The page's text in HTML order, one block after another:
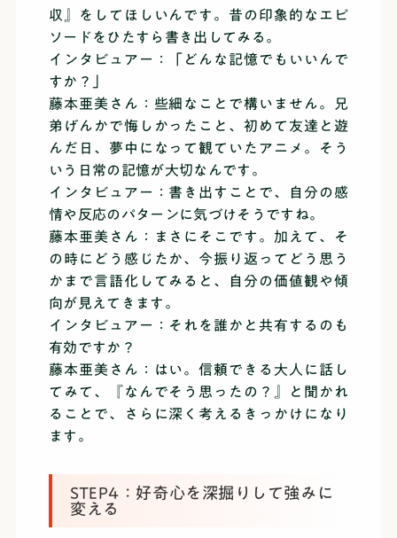
収』をしてほしいんです。昔の印象的なエピ
ソードをひたすら書き出してみる。
インタビュアー：「どんな記憶でもいいんで
すか？」
藤本亜美さん：些細なことで構いません。兄
弟げんかで悔しかったこと、初めて友達と遊
んだ日、夢中になって観ていたアニメ。そう
いう日常の記憶が大切なんです。
インタビュアー：書き出すことで、自分の感
情や反応のパターンに気づけそうですね。
藤本亜美さん：まさにそこです。加えて、そ
の時にどう感じたか、今振り返ってどう思う
かまで言語化してみると、自分の価値観や傾
向が見えてきます。
インタビュアー：それを誰かと共有するのも
有効ですか？
藤本亜美さん：はい。信頼できる大人に話し
てみて、『なんでそう思ったの？』と聞かれ
ることで、さらに深く考えるきっかけになり
ます。
STEP4：好奇心を深掘りして強みに
変える